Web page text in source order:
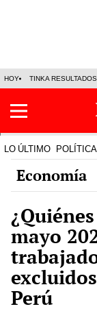
HOY TINKA RESULTADOS
LO ÚLTIMO POLÍTICA
Economía
mayo
Perú